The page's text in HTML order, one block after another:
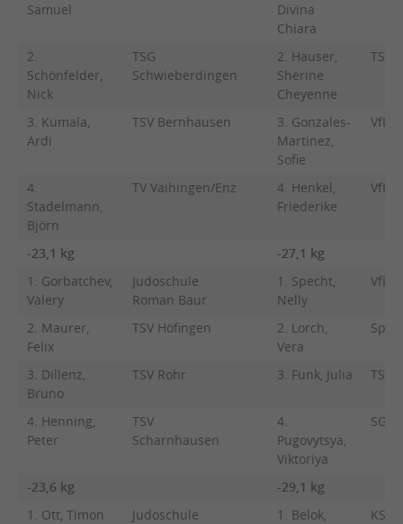
Samuel
Divina
Chiara
2.
Schönfelder,
Nick
TSG
Schwieberdingen
2. Hauser,
Sherine
Cheyenne
TSV
3. Kumala,
Ardi
TSV Bernhausen
3. Gonzales-
Martinez,
Sofie
VfL
4.
Stadelmann,
Björn
TV Vaihingen/Enz
4. Henkel,
Friederike
VfL
-23,1 kg
-27,1 kg
1. Gorbatchev,
Valery
Judoschule
Roman Baur
1. Specht,
Nelly
VfL
2. Maurer,
Felix
TSV Höfingen
2. Lorch,
Vera
3. Dillenz,
Bruno
TSV Rohr 3. Funk, Julia TSV
4. Henning,
Peter
TSV
Scharnhausen
4.
Pugovytsya,
Viktoriya
SG
-23,6 kg
-29,1 kg
1. Ott, Timon
Judoschule
1. Belok,
KSV